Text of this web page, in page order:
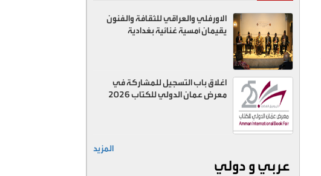
الاورفلي والعراقي للثقافة والفنون
يقيمان أمسية غنائية بغدادية
اغلاق باب التسجيل للمشاركة في
معرض عمان الدولي للكتاب 2026
المزيد
عربي و دولي